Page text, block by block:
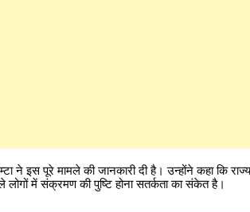
ने इस पूरे मामले की जानकारी दी है। उन्होंने कहा कि
में संक्रमण की पुष्टि होना सतर्कता का संकेत है।